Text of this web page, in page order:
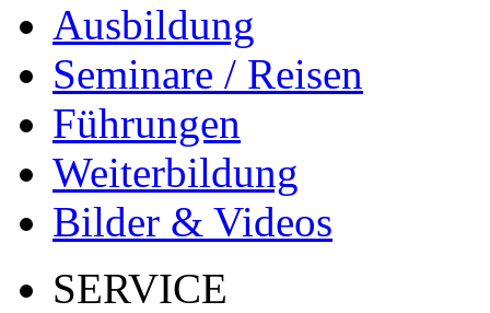
Ausbildung
Seminare / Reisen
Führungen
Weiterbildung
Bilder & Videos
SERVICE